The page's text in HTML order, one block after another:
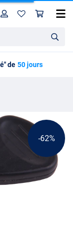
HomeProfil
de 50 jours
-62%